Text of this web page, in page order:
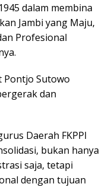
dalam membina
Jambi yang Maju,
Profesional
Pontjo Sutowo
dan
Daerah FKPPI
bukan hanya
saja, tetapi
dengan tujuan